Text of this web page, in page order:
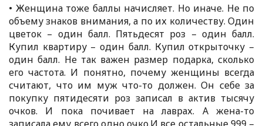
• Женщина тоже баллы начисляет. Но иначе. Не по
объему знаков внимания, а по их количеству. Один
цветок – один балл. Пятьдесят роз – один балл.
Купил квартиру – один балл. Купил открыточку –
один балл. Не так важен размер подарка, сколько
его частота. И понятно, почему женщины всегда
считают, что им муж что-то должен. Он себе за
покупку пятидесяти роз записал в актив тысячу
очков. И пока почивает на лаврах. А жена-то